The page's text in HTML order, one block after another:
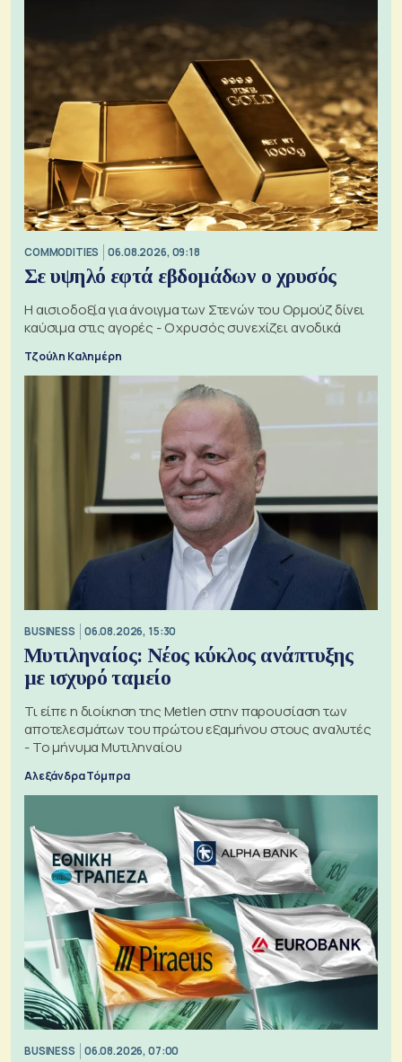
COMMODITIES 06.08.2026, 09:18
Σε υψηλό εφτά εβδομάδων ο χρυσός
Η αισιοδοξία για άνοιγμα των Στενών του Ορμούζ δίνει
καύσιμα στις αγορές - Ο χρυσός συνεχίζει ανοδικά
Τζούλη Καλημέρη
BUSINESS 06.08.2026, 15:30
Μυτιληναίος: Νέος κύκλος ανάπτυξης
με ισχυρό ταμείο
Τι είπε η διοίκηση της Metlen στην παρουσίαση των
αποτελεσμάτων του πρώτου εξαμήνου στους αναλυτές
- Το μήνυμα Μυτιληναίου
Αλεξάνδρα Τόμπρα
BUSINESS 06.08.2026, 07:00